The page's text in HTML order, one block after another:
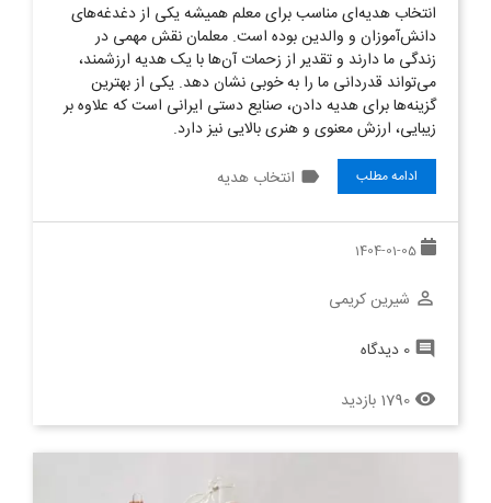
انتخاب هدیه‌ای مناسب برای معلم همیشه یکی از دغدغه‌های
دانش‌آموزان و والدین بوده است. معلمان نقش مهمی در
زندگی ما دارند و تقدیر از زحمات آن‌ها با یک هدیه ارزشمند،
می‌تواند قدردانی ما را به خوبی نشان دهد. یکی از بهترین
گزینه‌ها برای هدیه دادن، صنایع دستی ایرانی است که علاوه بر
زیبایی، ارزش معنوی و هنری بالایی نیز دارد.
ادامه مطلب label انتخاب هدیه
1404-01-05
perm_identity شیرین کریمی
comment 0 دیدگاه
remove_red_eye 1790 بازدید